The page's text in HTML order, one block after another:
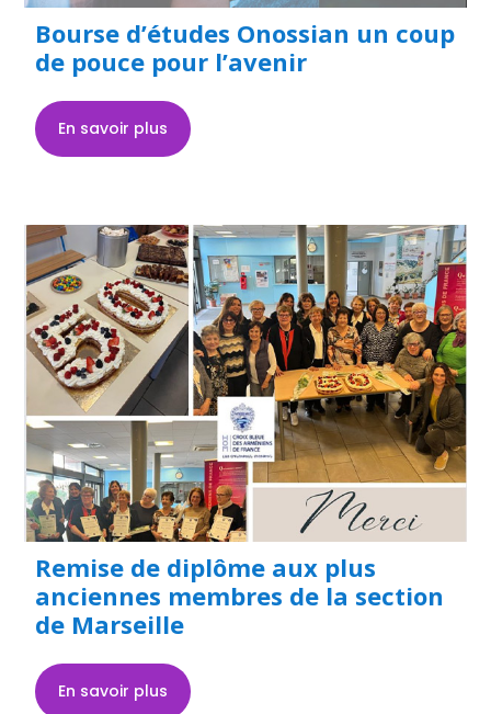
Bourse d’études Onossian un coup
de pouce pour l’avenir
En savoir plus
Remise de diplôme aux plus
anciennes membres de la section
de Marseille
En savoir plus